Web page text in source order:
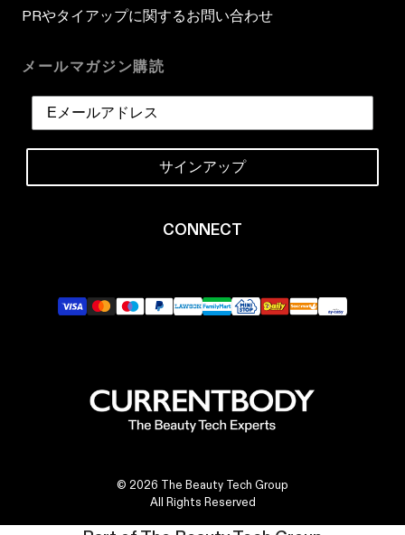
PRやタイアップに関するお問い合わせ
メールマガジン購読
サインアップ
CONNECT
© 2026 The Beauty Tech Group
All Rights Reserved